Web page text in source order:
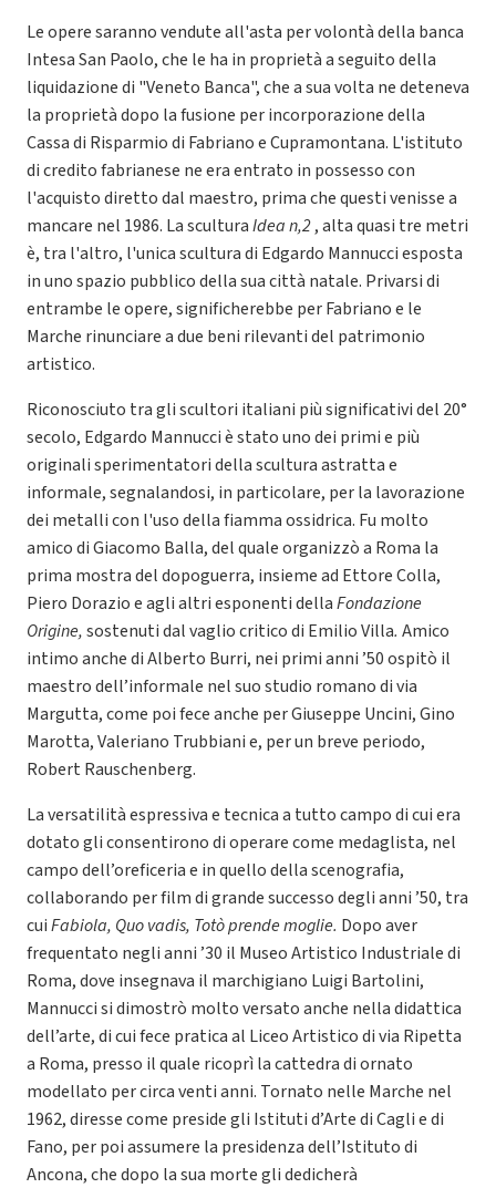
Le opere saranno vendute all'asta per volontà della banca
Intesa San Paolo, che le ha in proprietà a seguito della
liquidazione di "Veneto Banca", che a sua volta ne deteneva
la proprietà dopo la fusione per incorporazione della
Cassa di Risparmio di Fabriano e Cupramontana. L'istituto
di credito fabrianese ne era entrato in possesso con
l'acquisto diretto dal maestro, prima che questi venisse a
mancare nel 1986. La sculturaIdea n,2, alta quasi tre metri
è, tra l'altro, l'unica scultura di Edgardo Mannucci esposta
in uno spazio pubblico della sua città natale. Privarsi di
entrambe le opere, significherebbe per Fabriano e le
Marche rinunciare a due beni rilevanti del patrimonio
artistico.
Riconosciuto tra gli scultori italiani più significativi del 20°
secolo, Edgardo Mannucci è stato uno dei primi e più
originali sperimentatori della scultura astratta e
informale, segnalandosi, in particolare, per la lavorazione
dei metalli con l'uso della fiamma ossidrica. Fu molto
amico di Giacomo Balla, del quale organizzò a Roma la
prima mostra del dopoguerra, insieme ad Ettore Colla,
Piero Dorazio e agli altri esponenti dellaFondazione
Origine,sostenuti dal vaglio critico di Emilio Villa. Amico
intimo anche di Alberto Burri, nei primi anni ’50 ospitò il
maestro dell’informale nel suo studio romano di via
Margutta, come poi fece anche per Giuseppe Uncini, Gino
Marotta, Valeriano Trubbiani e, per un breve periodo,
Robert Rauschenberg.
La versatilità espressiva e tecnica a tutto campo di cui era
dotato gli consentirono di operare come medaglista, nel
campo dell’oreficeria e in quello della scenografia,
collaborando per film di grande successo degli anni ’50, tra
cuiFabiola, Quo vadis, Totò prende moglie. Dopo aver
frequentato negli anni ’30 il Museo Artistico Industriale di
Roma, dove insegnava il marchigiano Luigi Bartolini,
Mannucci si dimostrò molto versato anche nella didattica
dell’arte, di cui fece pratica al Liceo Artistico di via Ripetta
a Roma, presso il quale ricoprì la cattedra di ornato
modellato per circa venti anni. Tornato nelle Marche nel
1962, diresse come preside gli Istituti d’Arte di Cagli e di
Fano, per poi assumere la presidenza dell’Istituto di
Ancona, che dopo la sua morte gli dedicherà